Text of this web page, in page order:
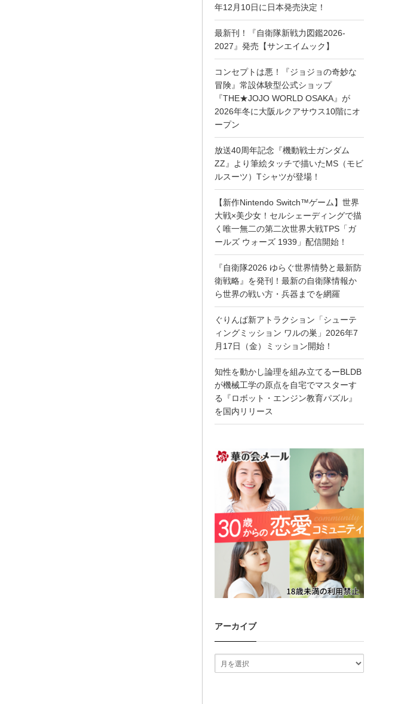
年12月10日に日本発売決定！
最新刊！『自衛隊新戦力図鑑2026-
2027』発売【サンエイムック】
コンセプトは悪！『ジョジョの奇妙な
冒険』常設体験型公式ショップ
『THE★JOJO WORLD OSAKA』が
2026年冬に大阪ルクアサウス10階にオ
ープン
放送40周年記念『機動戦士ガンダム
ZZ』より筆絵タッチで描いたMS（モビ
ルスーツ）Tシャツが登場！
【新作Nintendo Switch™ゲーム】世界
大戦×美少女！セルシェーディングで描
く唯一無二の第二次世界大戦TPS「ガ
ールズ ウォーズ 1939」配信開始！
『自衛隊2026 ゆらぐ世界情勢と最新防
衛戦略』を発刊！最新の自衛隊情報か
ら世界の戦い方・兵器までを網羅
ぐりんぱ新アトラクション「シューテ
ィングミッション ワルの巣」2026年7
月17日（金）ミッション開始！
知性を動かし論理を組み立てるーBLDB
が機械工学の原点を自宅でマスターす
る『ロボット・エンジン教育パズル』
を国内リリース
アーカイブ